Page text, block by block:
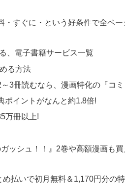
・すぐに・という好条件で全ペ
、電子書籍サービス一覧
る方法
3冊読むなら、漫画特化の『コミ
ポイントがなんと約1.8倍!
万冊以上!
ッシュ！！』2巻や高額漫画も
払いで初月無料＆1,170円分の